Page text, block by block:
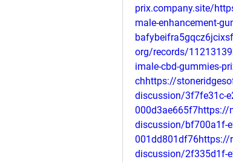
prix.company.site/
male-enhancement-
org/records/
imale-cbd-gummies-
chhttps://
discussion/3f7fe31c-
000d3ae665f7https://
discussion/bf700a1f-
001dd801df76https://
discussion/2f335d1f-